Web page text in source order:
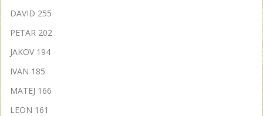
DAVID 255
PETAR 202
JAKOV 194
IVAN 185
MATEJ 166
LEON 161